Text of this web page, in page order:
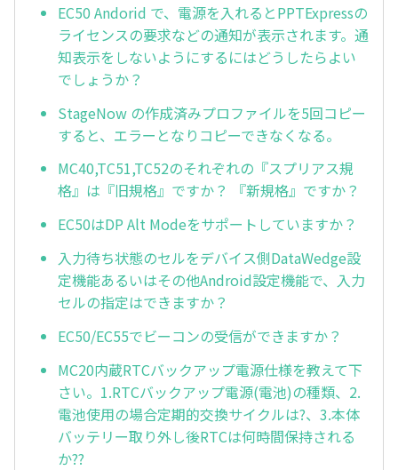
EC50 Andorid で、電源を入れるとPPTExpressの
ライセンスの要求などの通知が表示されます。通
知表示をしないようにするにはどうしたらよい
でしょうか？
StageNow の作成済みプロファイルを5回コピー
すると、エラーとなりコピーできなくなる。
MC40,TC51,TC52のそれぞれの『スプリアス規
格』は『旧規格』ですか？ 『新規格』ですか？
EC50はDP Alt Modeをサポートしていますか？
入力待ち状態のセルをデバイス側DataWedge設
定機能あるいはその他Android設定機能で、入力
セルの指定はできますか？
EC50/EC55でビーコンの受信ができますか？
MC20内蔵RTCバックアップ電源仕様を教えて下
さい。1.RTCバックアップ電源(電池)の種類、2.
電池使用の場合定期的交換サイクルは?、3.本体
バッテリー取り外し後RTCは何時間保持される
か??